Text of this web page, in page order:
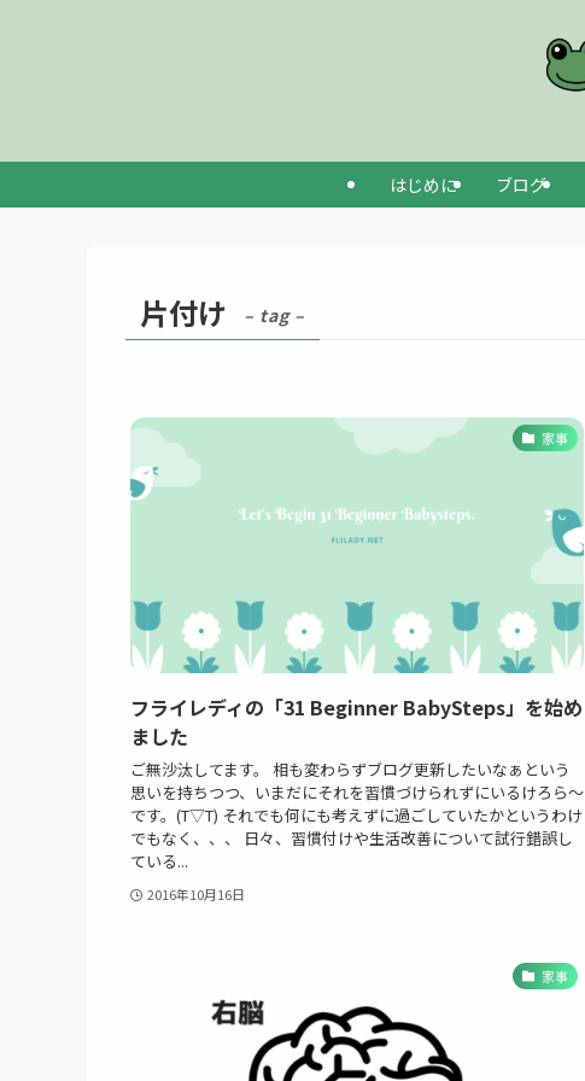
はじめに ブログ
片付け – tag –
家事
フライレディの「31 Beginner BabySteps」を始め
ました
ご無沙汰してます。 相も変わらずブログ更新したいなぁという
思いを持ちつつ、いまだにそれを習慣づけられずにいるけろら～
です。(T▽T) それでも何にも考えずに過ごしていたかというわけ
でもなく、、、 日々、習慣付けや生活改善について試行錯誤し
ている...
2016年10月16日
家事